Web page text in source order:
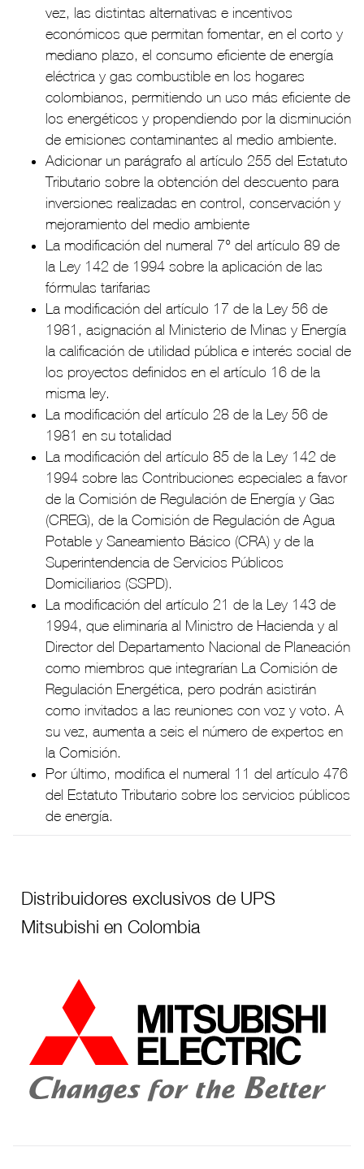
vez, las distintas alternativas e incentivos
económicos que permitan fomentar, en el corto y
mediano plazo, el consumo eficiente de energía
eléctrica y gas combustible en los hogares
colombianos, permitiendo un uso más eficiente de
los energéticos y propendiendo por la disminución
de emisiones contaminantes al medio ambiente.
Adicionar un parágrafo al artículo 255 del Estatuto
Tributario sobre la obtención del descuento para
inversiones realizadas en control, conservación y
mejoramiento del medio ambiente
La modificación del numeral 7° del artículo 89 de
la Ley 142 de 1994 sobre la aplicación de las
fórmulas tarifarias
La modificación del artículo 17 de la Ley 56 de
1981, asignación al Ministerio de Minas y Energía
la calificación de utilidad pública e interés social de
los proyectos definidos en el artículo 16 de la
misma ley.
La modificación del artículo 28 de la Ley 56 de
1981 en su totalidad
La modificación del artículo 85 de la Ley 142 de
1994 sobre las Contribuciones especiales a favor
de la Comisión de Regulación de Energía y Gas
(CREG), de la Comisión de Regulación de Agua
Potable y Saneamiento Básico (CRA) y de la
Superintendencia de Servicios Públicos
Domiciliarios (SSPD).
La modificación del artículo 21 de la Ley 143 de
1994, que eliminaría al Ministro de Hacienda y al
Director del Departamento Nacional de Planeación
como miembros que integrarían La Comisión de
Regulación Energética, pero podrán asistirán
como invitados a las reuniones con voz y voto. A
su vez, aumenta a seis el número de expertos en
la Comisión.
Por último, modifica el numeral 11 del artículo 476
del Estatuto Tributario sobre los servicios públicos
de energía.
Distribuidores exclusivos de UPS
Mitsubishi en Colombia